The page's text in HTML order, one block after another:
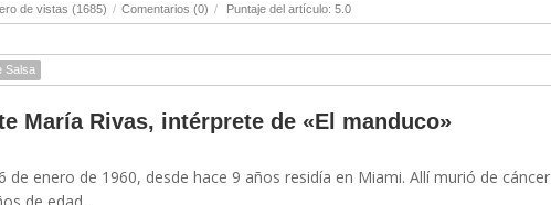
de vistas (1685) / Comentarios (0) / Puntaje del artículo: 5.0
Salsa
María Rivas, intérprete de «El manduco»
de enero de 1960, desde hace 9 años residía en Miami. Allí murió de cáncer